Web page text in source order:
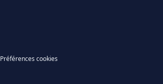
Préférences cookies